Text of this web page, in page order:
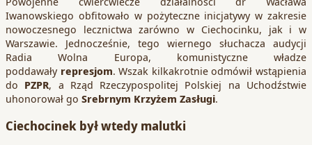
Iwanowskiego obfitowało w pożyteczne inicjatywy w zakresie
nowoczesnego lecznictwa zarówno w Ciechocinku, jak i w
Warszawie. Jednocześnie, tego wiernego słuchacza audycji
Radia Wolna Europa, komunistyczne władze
poddawały represjom. Wszak kilkakrotnie odmówił wstąpienia
do PZPR, a Rząd Rzeczypospolitej Polskiej na Uchodźstwie
uhonorował go Srebrnym Krzyżem Zasługi.
Ciechocinek był wtedy malutki